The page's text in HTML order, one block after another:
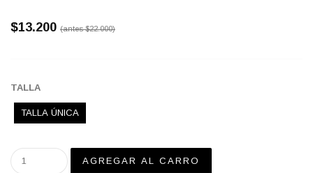
$13.200 (antes$22.000)
TALLA
TALLA ÚNICA